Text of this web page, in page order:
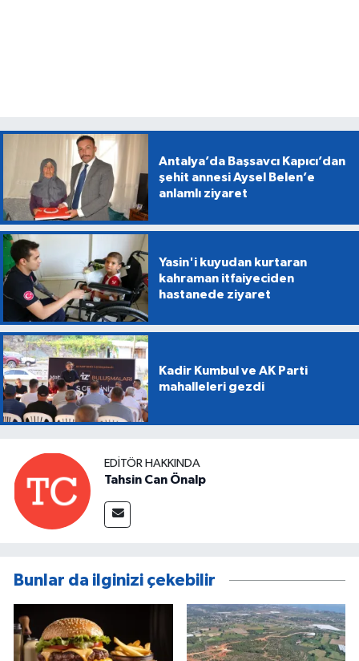
Antalya’da Başsavcı Kapıcı’dan
şehit annesi Aysel Belen’e
anlamlı ziyaret
Yasin'i kuyudan kurtaran
kahraman itfaiyeciden
hastanede ziyaret
Kadir Kumbul ve AK Parti
mahalleleri gezdi
EDITÖR HAKKINDA
Tahsin Can Önalp
Bunlar da ilginizi çekebilir